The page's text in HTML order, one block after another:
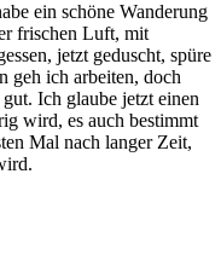
ein schöne Wanderung
frischen Luft, mit
jetzt geduscht, spüre
geh ich arbeiten, doch
Ich glaube jetzt einen
wird, es auch bestimmt
Mal nach langer Zeit,